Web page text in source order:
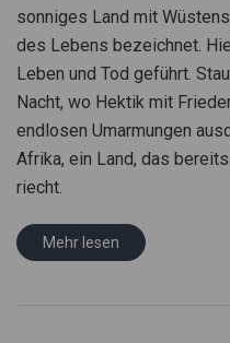
sonniges Land mit
des Lebens bezeichnet.
Leben und Tod geführt.
Nacht, wo Hektik mit
endlosen Umarmungen
Afrika, ein Land, das
riecht.
Mehr lesen